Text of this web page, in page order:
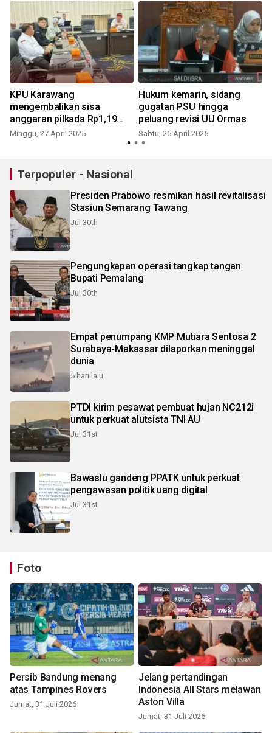
KPU Karawang
mengembalikan sisa
anggaran pilkada Rp1,19
miliar
Minggu, 27 April 2025
Hukum kemarin, sidang
gugatan PSU hingga
peluang revisi UU Ormas
Sabtu, 26 April 2025
Terpopuler - Nasional
Presiden Prabowo resmikan hasil revitalisasi
Stasiun Semarang Tawang
Jul 30th
Pengungkapan operasi tangkap tangan
Bupati Pemalang
Jul 30th
Empat penumpang KMP Mutiara Sentosa 2
Surabaya-Makassar dilaporkan meninggal
dunia
5 hari lalu
PTDI kirim pesawat pembuat hujan NC212i
untuk perkuat alutsista TNI AU
Jul 31st
Bawaslu gandeng PPATK untuk perkuat
pengawasan politik uang digital
Jul 31st
Foto
Persib Bandung menang
atas Tampines Rovers
Jumat, 31 Juli 2026
Jelang pertandingan
Indonesia All Stars melawan
Aston Villa
Jumat, 31 Juli 2026